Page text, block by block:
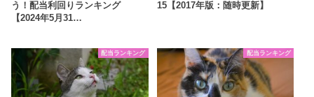
う！配当利回りランキング
【2024年5月31…
15【2017年版：随時更新】
配当ランキング 配当ランキング